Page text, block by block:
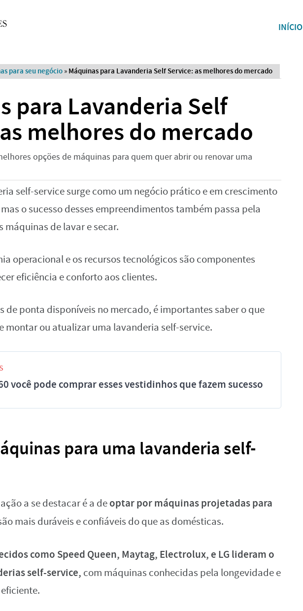
INÍCIO
para seu negócio » Máquinas para Lavanderia Self Service: as melhores do mercado
para Lavanderia Self
melhores do mercado
opções de máquinas para quem quer abrir ou renovar uma
self-service surge como um negócio prático e em crescimento
o sucesso desses empreendimentos também passa pela
máquinas de lavar e secar.
operacional e os recursos tecnológicos são componentes
eficiência e conforto aos clientes.
de ponta disponíveis no mercado, é importantes saber o que
montar ou atualizar uma lavanderia self-service.
você pode comprar esses vestidinhos que fazem sucesso
para uma lavanderia self-
a se destacar é a deoptar por máquinas projetadas para
mais duráveis e confiáveis do que as domésticas.
como Speed Queen, Maytag, Electrolux, e LG lideram o
self-service, com máquinas conhecidas pela longevidade e